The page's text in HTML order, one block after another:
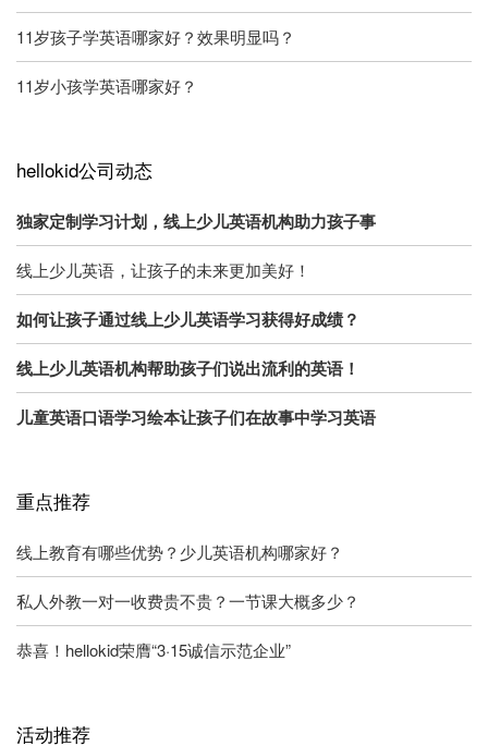
11岁孩子学英语哪家好？效果明显吗？
11岁小孩学英语哪家好？
hellokid公司动态
独家定制学习计划，线上少儿英语机构助力孩子事
线上少儿英语，让孩子的未来更加美好！
如何让孩子通过线上少儿英语学习获得好成绩？
线上少儿英语机构帮助孩子们说出流利的英语！
儿童英语口语学习绘本让孩子们在故事中学习英语
重点推荐
线上教育有哪些优势？少儿英语机构哪家好？
私人外教一对一收费贵不贵？一节课大概多少？
恭喜！hellokid荣膺“3·15诚信示范企业”
活动推荐